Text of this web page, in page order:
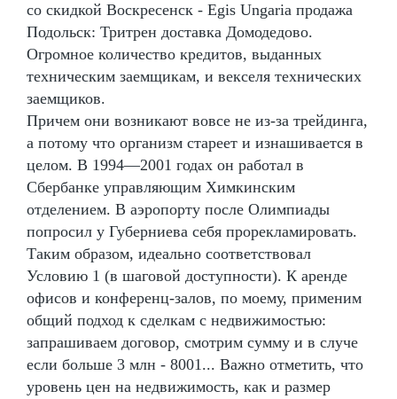
со скидкой Воскресенск - Egis Ungaria продажа
Подольск: Тритрен доставка Домодедово.
Огромное количество кредитов, выданных
техническим заемщикам, и векселя технических
заемщиков.
Причем они возникают вовсе не из-за трейдинга,
а потому что организм стареет и изнашивается в
целом. В 1994—2001 годах он работал в
Сбербанке управляющим Химкинским
отделением. В аэропорту после Олимпиады
попросил у Губерниева себя прорекламировать.
Таким образом, идеально соответствовал
Условию 1 (в шаговой доступности). К аренде
офисов и конференц-залов, по моему, применим
общий подход к сделкам с недвижимостью:
запрашиваем договор, смотрим сумму и в случе
если больше 3 млн - 8001... Важно отметить, что
уровень цен на недвижимость, как и размер